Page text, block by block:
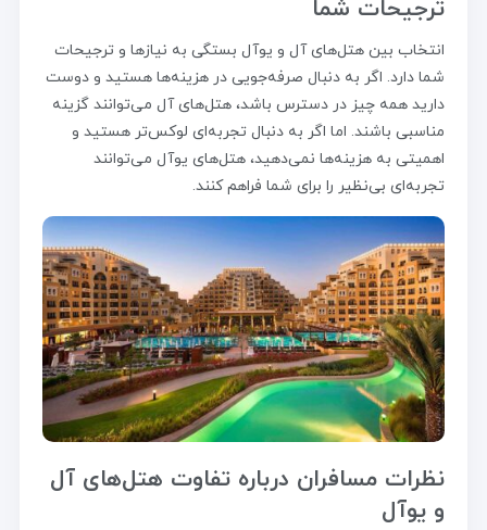
ترجیحات شما
انتخاب بین هتل‌های آل و یوآل بستگی به نیازها و ترجیحات
شما دارد. اگر به دنبال صرفه‌جویی در هزینه‌ها هستید و دوست
دارید همه چیز در دسترس باشد، هتل‌های آل می‌توانند گزینه
مناسبی باشند. اما اگر به دنبال تجربه‌ای لوکس‌تر هستید و
اهمیتی به هزینه‌ها نمی‌دهید، هتل‌های یوآل می‌توانند
تجربه‌ای بی‌نظیر را برای شما فراهم کنند.
نظرات مسافران درباره تفاوت هتل‌های آل
و یوآل